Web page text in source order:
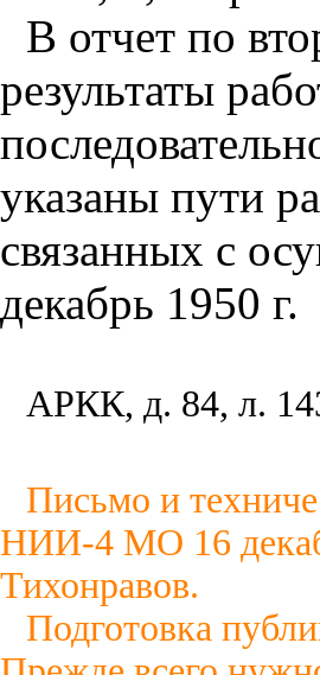
В отчет по
результаты
указаны пути
связанных с
декабрь 1950 г.
АРКК, д. 84, л.
Письмо и
НИИ-4 МО 16
Тихонравов.
Подготовка